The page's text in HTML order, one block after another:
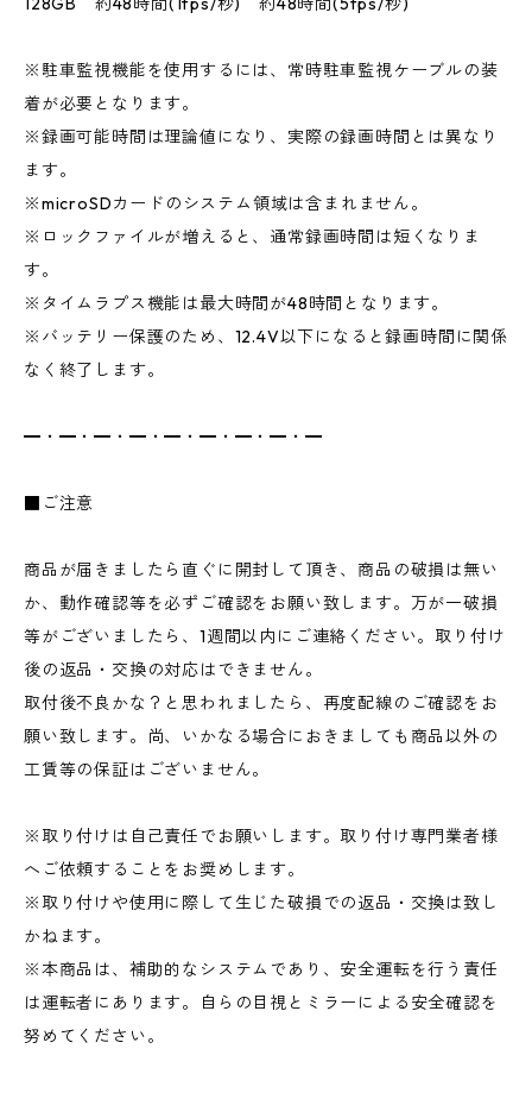
※駐車監視機能を使用するには、常時駐車監視ケーブルの装
着が必要となります。
※録画可能時間は理論値になり、実際の録画時間とは異なり
ます。
※microSDカードのシステム領域は含まれません。
※ロックファイルが増えると、通常録画時間は短くなりま
す。
※タイムラプス機能は最大時間が48時間となります。
※バッテリー保護のため、12.4V以下になると録画時間に関係
なく終了します。
━・━・━・━・━・━・━・━・━
■ご注意
商品が届きましたら直ぐに開封して頂き、商品の破損は無い
か、動作確認等を必ずご確認をお願い致します。万が一破損
等がございましたら、1週間以内にご連絡ください。取り付け
後の返品・交換の対応はできません。
取付後不良かな？と思われましたら、再度配線のご確認をお
願い致します。尚、いかなる場合におきましても商品以外の
工賃等の保証はございません。
※取り付けは自己責任でお願いします。取り付け専門業者様
へご依頼することをお奨めします。
※取り付けや使用に際して生じた破損での返品・交換は致し
かねます。
※本商品は、補助的なシステムであり、安全運転を行う責任
は運転者にあります。自らの目視とミラーによる安全確認を
努めてください。